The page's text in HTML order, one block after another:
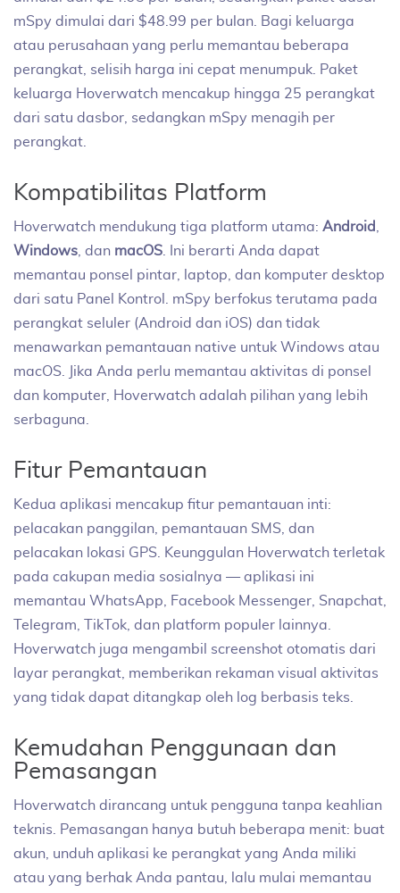
mSpy dimulai dari $48.99 per bulan. Bagi keluarga
atau perusahaan yang perlu memantau beberapa
perangkat, selisih harga ini cepat menumpuk. Paket
keluarga Hoverwatch mencakup hingga 25 perangkat
dari satu dasbor, sedangkan mSpy menagih per
perangkat.
Kompatibilitas Platform
Hoverwatch mendukung tiga platform utama: Android
Windows , dan macOS . Ini berarti Anda dapat
memantau ponsel pintar, laptop, dan komputer desktop
dari satu Panel Kontrol. mSpy berfokus terutama pada
perangkat seluler (Android dan iOS) dan tidak
menawarkan pemantauan native untuk Windows atau
macOS. Jika Anda perlu memantau aktivitas di ponsel
dan komputer, Hoverwatch adalah pilihan yang lebih
serbaguna.
Fitur Pemantauan
Kedua aplikasi mencakup fitur pemantauan inti:
pelacakan panggilan, pemantauan SMS, dan
pelacakan lokasi GPS. Keunggulan Hoverwatch terletak
pada cakupan media sosialnya — aplikasi ini
memantau WhatsApp, Facebook Messenger, Snapchat,
Telegram, TikTok, dan platform populer lainnya.
Hoverwatch juga mengambil screenshot otomatis dari
layar perangkat, memberikan rekaman visual aktivitas
yang tidak dapat ditangkap oleh log berbasis teks.
Kemudahan Penggunaan dan
Pemasangan
Hoverwatch dirancang untuk pengguna tanpa keahlian
teknis. Pemasangan hanya butuh beberapa menit: buat
akun, unduh aplikasi ke perangkat yang Anda miliki
atau yang berhak Anda pantau, lalu mulai memantau